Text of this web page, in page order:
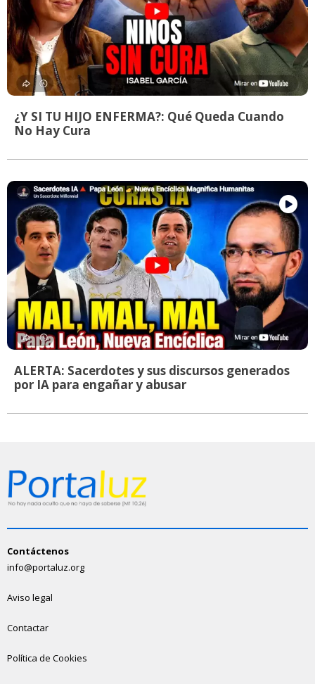
¿Y SI TU HIJO ENFERMA?: Qué Queda Cuando
No Hay Cura
ALERTA: Sacerdotes y sus discursos generados
por IA para engañar y abusar
Contáctenos
info@portaluz.org
Aviso legal
Contactar
Política de Cookies